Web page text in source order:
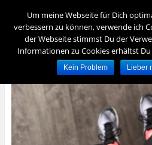
Menü
foreverydayfit
– für immer und jeden Tag fit –
Um meine Webseite für Dich
verbessern zu können, verwende ich
der Webseite stimmst Du der
Informationen zu Cookies erhältst
Kein Problem Lieber